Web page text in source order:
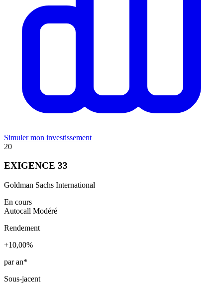
Simuler mon investissement
20
EXIGENCE 33
Goldman Sachs International
En cours
Autocall Modéré
Rendement
+10,00%
par an*
Sous-jacent